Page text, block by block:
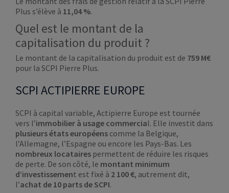
Plus s’élève à 11,04 %.
Quel est le montant de la
capitalisation du produit ?
Le montant de la capitalisation du produit est de 759 M€
pour la SCPI Pierre Plus.
SCPI ACTIPIERRE EUROPE
SCPI à capital variable, Actipierre Europe est tournée
vers l’immobilier à usage commercial. Elle investit dans
plusieurs états européens comme la Belgique,
l’Allemagne, l’Espagne ou encore les Pays-Bas. Les
nombreux locataires permettent de réduire les risques
de perte. De son côté, le montant minimum
d’investissement est fixé à 2 100 €, autrement dit,
l’achat de 10 parts de SCPI.